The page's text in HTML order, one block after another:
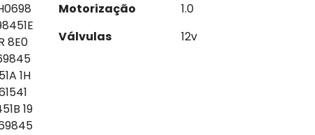
8E0
1H
19
Motorização
1.0
Válvulas
12v